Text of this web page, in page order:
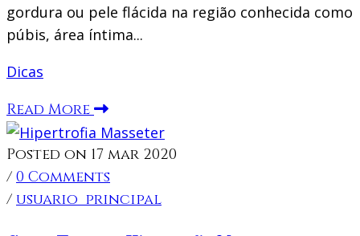
gordura ou pele flácida na região conhecida como
púbis, área íntima...
Dicas
Read More
Posted on 17 mar 2020
/ 0 Comments
/ usuario_principal